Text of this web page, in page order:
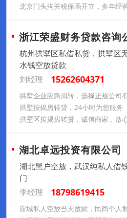
北京门头沟关税保函开立，多年经
浙江荣盛财务贷款咨询
杭州拱墅区私借私贷，拱墅区
水钱空放贷款
刘经理
15262604371
拱墅企业应急周转，选择正规公司
拱墅按揭房转贷，24小时为您服务
拱墅区按揭房转贷，诚信商家，放
湖北卓远投资有限公司
湖北黑户空放，武汉纯私人借
门
李经理
18798619415